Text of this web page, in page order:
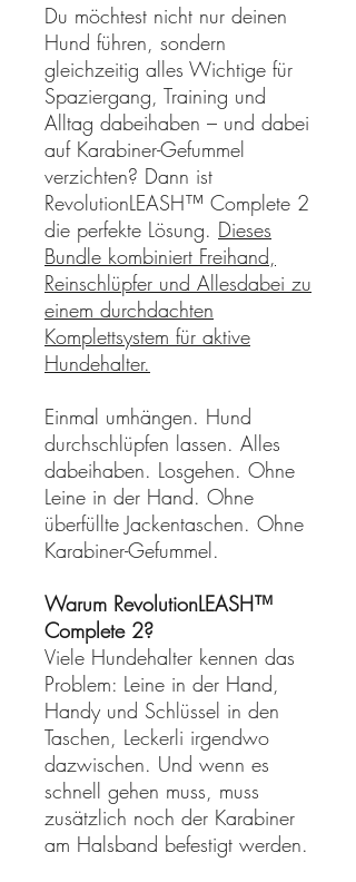
Du möchtest nicht nur deinen
Hund führen, sondern
gleichzeitig alles Wichtige für
Spaziergang, Training und
Alltag dabeihaben – und dabei
auf Karabiner-Gefummel
verzichten? Dann ist
RevolutionLEASH™ Complete 2
die perfekte Lösung. Dieses
Bundle kombiniert Freihand,
Reinschlüpfer und Allesdabei zu
einem durchdachten
Komplettsystem für aktive
Hundehalter.
Einmal umhängen. Hund
durchschlüpfen lassen. Alles
dabeihaben. Losgehen. Ohne
Leine in der Hand. Ohne
überfüllte Jackentaschen. Ohne
Karabiner-Gefummel.
Warum RevolutionLEASH™
Complete 2?
Viele Hundehalter kennen das
Problem: Leine in der Hand,
Handy und Schlüssel in den
Taschen, Leckerli irgendwo
dazwischen. Und wenn es
schnell gehen muss, muss
zusätzlich noch der Karabiner
am Halsband befestigt werden.